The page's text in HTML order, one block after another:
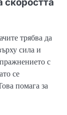
скоростта
трябва да
сила и
с
се
помага за